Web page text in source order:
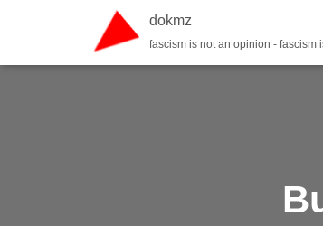
dokmz
fascism is not an opinion - fascism